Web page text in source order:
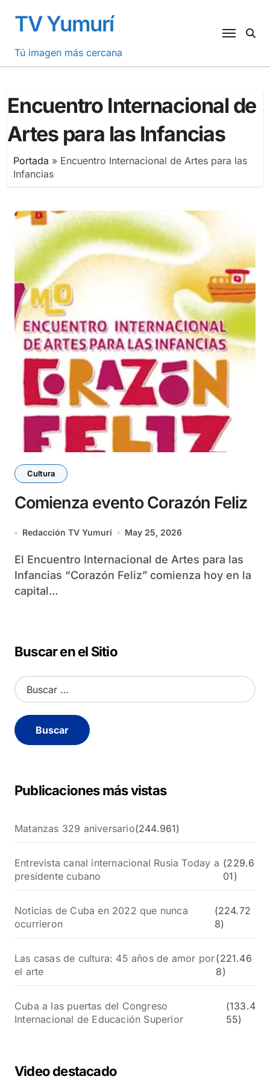
contenido
TV Yumurí
Tú imagen más cercana
Encuentro Internacional de
Artes para las Infancias
Portada » Encuentro Internacional de Artes para las
Infancias
Cultura
Comienza evento Corazón Feliz
Redacción TV Yumurí May 25, 2026
El Encuentro Internacional de Artes para las
Infancias “Corazón Feliz” comienza hoy en la
capital...
Buscar en el Sitio
B
u
c
a
Publicaciones más vistas
Matanzas 329 aniversario(244.961)
Entrevista canal internacional Rusia Today a
presidente cubano
(229.6
01)
Noticias de Cuba en 2022 que nunca
ocurrieron
(224.72
8)
Las casas de cultura: 45 años de amor por
el arte
(221.46
8)
Cuba a las puertas del Congreso
Internacional de Educación Superior
(133.4
55)
Video destacado